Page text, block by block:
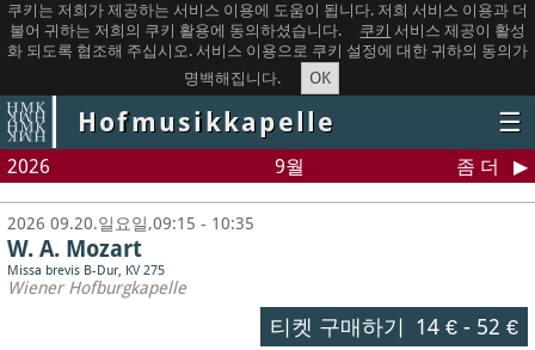
쿠키는 저희가 제공하는 서비스 이용에 도움이 됩니다. 저희 서비스 이용과 더
불어 귀하는 저희의 쿠키 활용에 동의하셨습니다.
쿠키 서비스 제공이 활성
화 되도록 협조해 주십시오. 서비스 이용으로 쿠키 설정에 대한 귀하의 동의가
명백해집니다.
OK
Hofmusikkapelle ☰
2026 9월 좀 더
2026 09.20.일요일,09:15 - 10:35
W. A. Mozart
Missa brevis B-Dur, KV 275
Wiener Hofburgkapelle
티켓 구매하기 14 €- 52 €